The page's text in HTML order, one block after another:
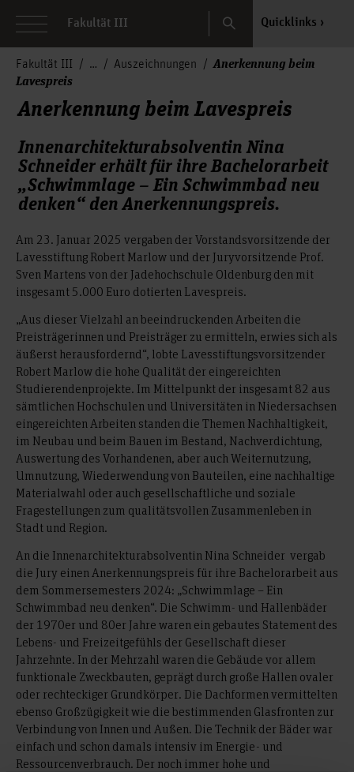
Fakultät III Search Quicklinks
Fakultät III Auszeichnungen
Anerkennung beim
Lavespreis
Anerkennung beim Lavespreis
Innenarchitekturabsolventin Nina
Schneider erhält für ihre Bachelorarbeit
„Schwimmlage – Ein Schwimmbad neu
denken“ den Anerkennungspreis.
Am 23. Januar 2025 vergaben der Vorstandsvorsitzende der
Lavesstiftung Robert Marlow und der Juryvorsitzende Prof.
Sven Martens von der Jadehochschule Oldenburg den mit
insgesamt 5.000 Euro dotierten Lavespreis.
„Aus dieser Vielzahl an beeindruckenden Arbeiten die
Preisträgerinnen und Preisträger zu ermitteln, erwies sich als
äußerst herausfordernd“, lobte Lavesstiftungsvorsitzender
Robert Marlow die hohe Qualität der eingereichten
Studierendenprojekte. Im Mittelpunkt der insgesamt 82 aus
sämtlichen Hochschulen und Universitäten in Niedersachsen
eingereichten Arbeiten standen die Themen Nachhaltigkeit,
im Neubau und beim Bauen im Bestand, Nachverdichtung,
Auswertung des Vorhandenen, aber auch Weiternutzung,
Umnutzung, Wiederwendung von Bauteilen, eine nachhaltige
Materialwahl oder auch gesellschaftliche und soziale
Fragestellungen zum qualitätsvollen Zusammenleben in
Stadt und Region.
An die Innenarchitekturabsolventin Nina Schneider vergab
die Jury einen Anerkennungspreis für ihre Bachelorarbeit aus
dem Sommersemesters 2024: „Schwimmlage – Ein
Schwimmbad neu denken“. Die Schwimm- und Hallenbäder
der 1970er und 80er Jahre waren ein gebautes Statement des
Lebens- und Freizeitgefühls der Gesellschaft dieser
Jahrzehnte. In der Mehrzahl waren die Gebäude vor allem
funktionale Zweckbauten, geprägt durch große Hallen ovaler
oder rechteckiger Grundkörper. Die Dachformen vermittelten
ebenso Großzügigkeit wie die bestimmenden Glasfronten zur
Verbindung von Innen und Außen. Die Technik der Bäder war
einfach und schon damals intensiv im Energie- und
Ressourcenverbrauch. Der noch immer hohe und